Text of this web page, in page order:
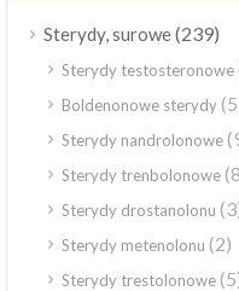
Sterydy, surowe(239)
Sterydy testosteronowe
Boldenonowe sterydy
Sterydy nandrolonowe
Sterydy trenbolonowe
Sterydy drostanolonu
Sterydy metenolonu (2)
Sterydy trestolonowe